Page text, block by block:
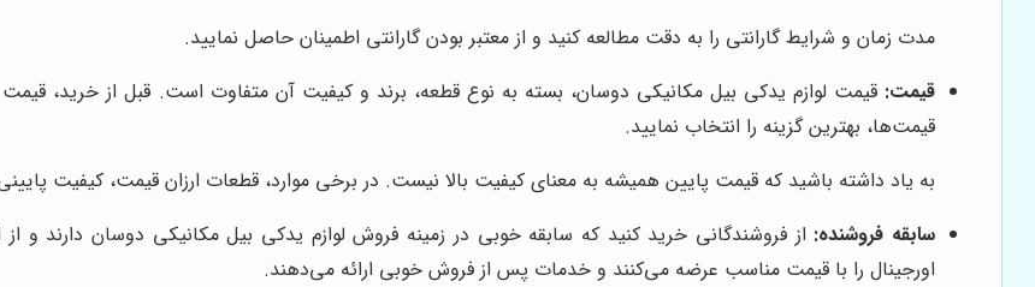
مدت زمان و شرایط گارانتی را به دقت مطالعه کنید و از معتبر بودن گارانتی اطمینان حاصل نمایید.
قیمت: قیمت لوازم یدکی بیل مکانیکی دوسان، بسته به نوع قطعه، برند و کیفیت آن متفاوت است. قبل از خرید، قیمت
قیمت‌ها، بهترین گزینه را انتخاب نمایید.
به یاد داشته باشید که قیمت پایین همیشه به معنای کیفیت بالا نیست. در برخی موارد، قطعات ارزان قیمت، کیفیت
سابقه فروشنده: از فروشندگانی خرید کنید که سابقه خوبی در زمینه فروش لوازم یدکی بیل مکانیکی دوسان دارند و از
اورجینال را با قیمت مناسب عرضه می‌کنند و خدمات پس از فروش خوبی ارائه می‌دهند.